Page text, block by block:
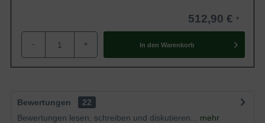
512,90 €
- + In den Warenkorb
Bewertungen
22
Bewertungen lesen, schreiben und diskutieren...
mehr